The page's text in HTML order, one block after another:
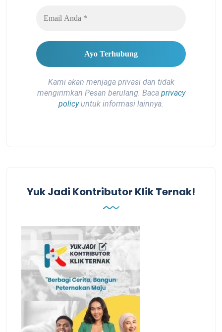
Kami akan menjaga privasi dan tidak
mengirimkan Pesan berulang. Baca privacy
policyuntuk informasi lainnya.
Yuk Jadi Kontributor Klik Ternak!